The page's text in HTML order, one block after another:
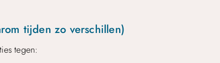
tijden zo verschillen)
tegen: